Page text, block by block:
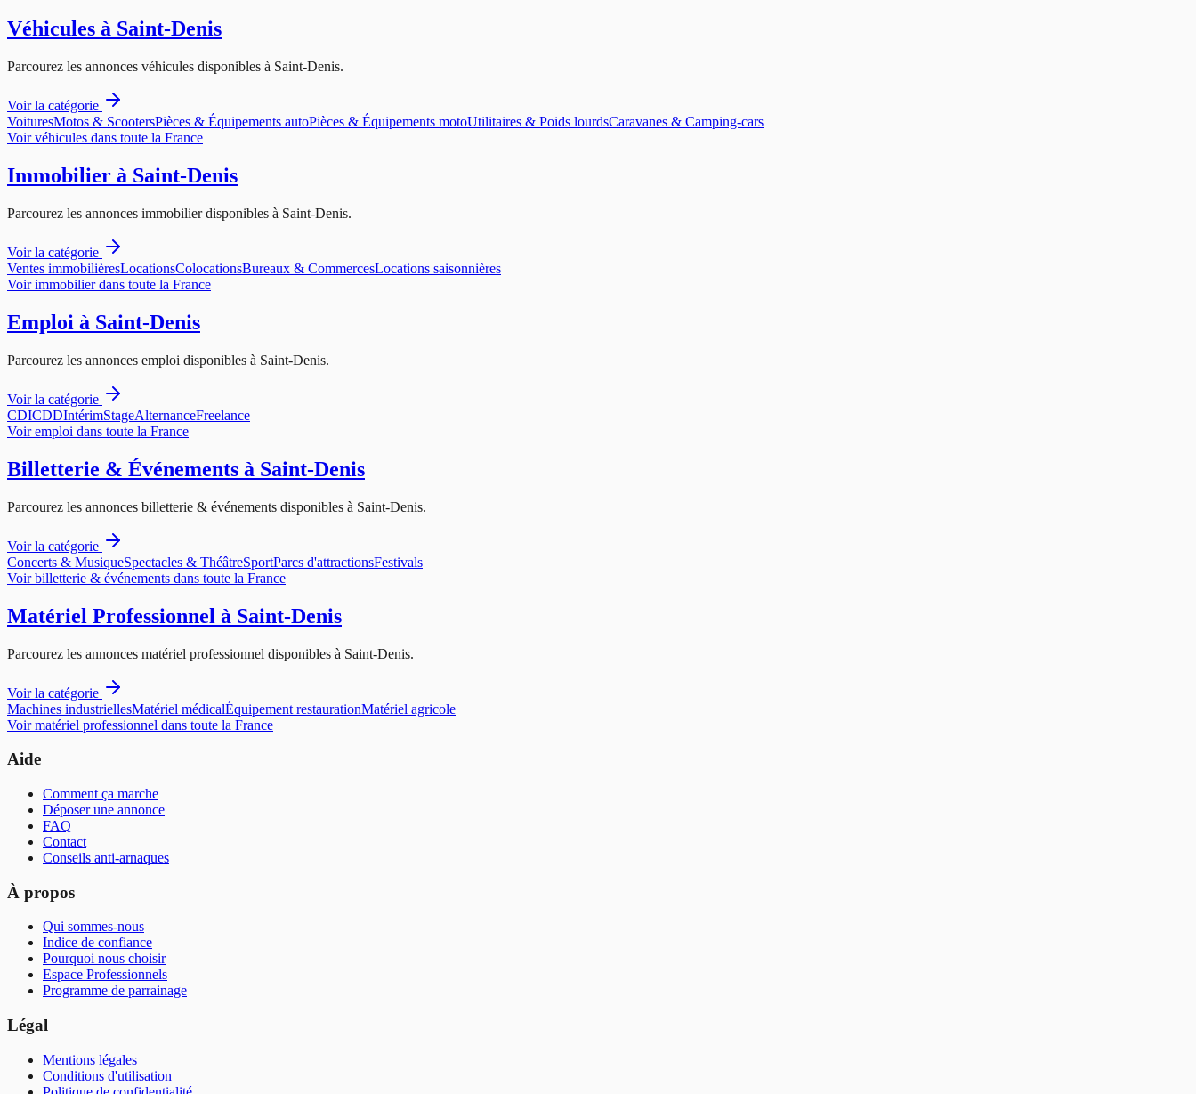
Véhicules à Saint-Denis
Parcourez les annonces véhicules disponibles à Saint-Denis.
Voir la catégorie
VoituresMotos & ScootersPièces & Équipements autoPièces & Équipements motoUtilitaires & Poids lourdsCaravanes & Camping-cars
Voirvéhicules dans toute la France
Immobilier à Saint-Denis
Parcourez les annonces immobilierdisponibles à Saint-Denis.
Voir la catégorie
Ventes immobilièresLocationsColocationsBureaux & CommercesLocations saisonnières
Voirimmobilierdans toute la France
Emploi à Saint-Denis
Parcourez les annonces emploi disponibles à Saint-Denis.
Voir la catégorie
CDICDDIntérimStageAlternanceFreelance
Voiremploi dans toute la France
Billetterie & Événements à Saint-Denis
Parcourez les annonces billetterie & événements disponibles à Saint-Denis.
Voir la catégorie
Concerts & MusiqueSpectacles & ThéâtreSportParcs d'attractionsFestivals
Voirbilletterie & événements dans toute la France
Matériel Professionnel à Saint-Denis
Parcourez les annonces matériel professionnel disponibles à Saint-Denis.
Voir la catégorie
Machines industriellesMatériel médicalÉquipement restaurationMatériel agricole
Voirmatériel professionnel dans toute la France
Aide
Comment ça marche
Déposer une annonce
FAQ
Contact
Conseils anti-arnaques
À propos
Qui sommes-nous
Indice de confiance
Pourquoi nous choisir
Espace Professionnels
Programme de parrainage
Légal
Mentions légales
Conditions d'utilisation